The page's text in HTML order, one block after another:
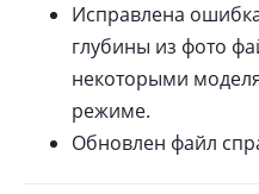
Исправлена
глубины из фото
некоторыми
режиме.
Обновлен файл